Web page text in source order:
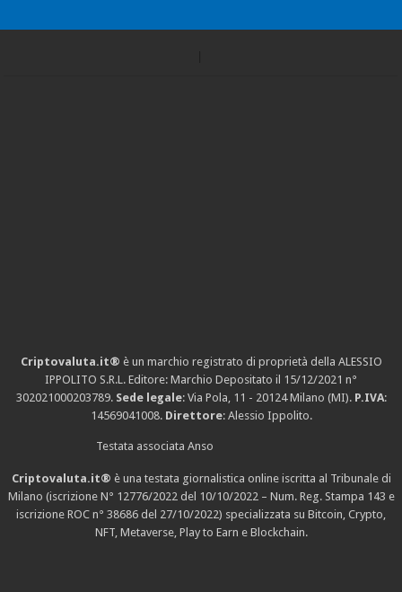
Criptovaluta.it® è un marchio registrato di proprietà della ALESSIO
IPPOLITO S.R.L. Editore: Marchio Depositato il 15/12/2021 n°
302021000203789. Sede legale: Via Pola, 11 - 20124 Milano (MI). P.IVA:
14569041008. Direttore: Alessio Ippolito.
Testata associata Anso
Criptovaluta.it® è una testata giornalistica online iscritta al Tribunale di
Milano (iscrizione N° 12776/2022 del 10/10/2022 – Num. Reg. Stampa 143 e
iscrizione ROC n° 38686 del 27/10/2022) specializzata su Bitcoin, Crypto,
NFT, Metaverse, Play to Earn e Blockchain.